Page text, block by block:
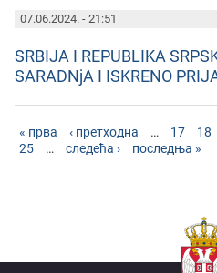
07.06.2024. - 21:51
SRBIJA I REPUBLIKA
SARADNjA I ISKRENO
« прва ‹ претходна … 17 18
25
… следећа › последња »